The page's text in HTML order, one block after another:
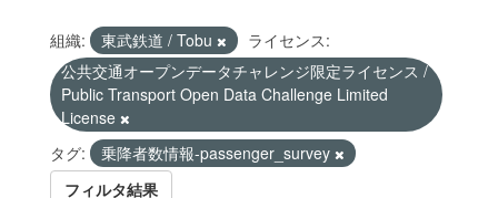
組織: 東武鉄道 / Tobu
ライセンス:
公共交通オープンデータチャレンジ限定ライセンス /
Public Transport Open Data Challenge Limited
License
タグ:
乗降者数情報-passenger_survey
フィルタ結果